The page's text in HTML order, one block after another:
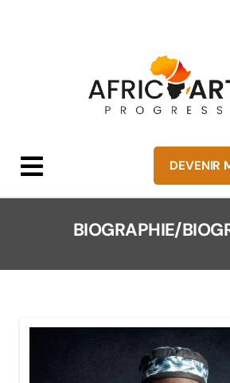
DEVENIR
BIOGRAPHIE/